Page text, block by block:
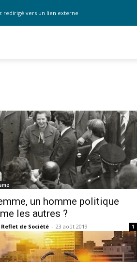
redirigé vers un lien externe
un homme politique
les autres ?
Reflet de Société - 23 août 2019 1